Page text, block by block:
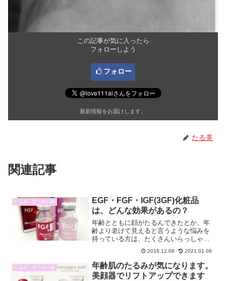
この記事が気に入ったら
フォローしよう
フォロー
最新情報をお届けします。
たる美
関連記事
たるみ・ほうれい線
EGF・FGF・IGF(3GF)化粧品
は、どんな効果があるの？
年齢とともに顔がたるんできたとか、年
齢より老けて見えると言うような悩みを
持っている方は、たくさんいらっしゃい
ます。EGF・FGF・IGF（３GF)と言う事
を聞かれたことがありますか？ EGF・
FGF・IGF(3FG)って、いったい何なの？
年...
2016.12.08 2021.01.08
たるみ・ほうれい線
年齢肌のたるみが気になります。
美顔器でリフトアップできます